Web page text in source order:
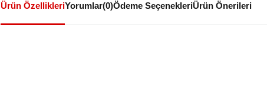
Ürün ÖzellikleriYorumlar(0)Ödeme SeçenekleriÜrün Önerileri